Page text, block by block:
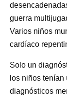
guerra
Varios niños
cardíaco
Solo un
los niños
diagnósticos